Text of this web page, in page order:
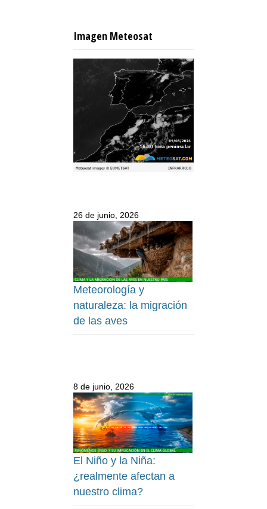
Imagen Meteosat
26 de junio, 2026
Meteorología y
naturaleza: la migración
de las aves
8 de junio, 2026
El Niño y la Niña:
¿realmente afectan a
nuestro clima?